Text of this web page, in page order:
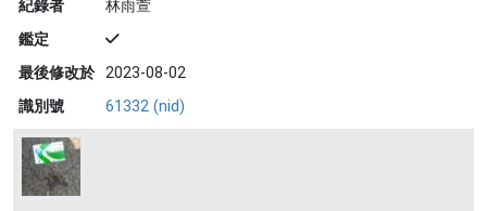
紀錄者
林雨萱
鑑定
最後修改於 2023-08-02
識別號
61332 (nid)